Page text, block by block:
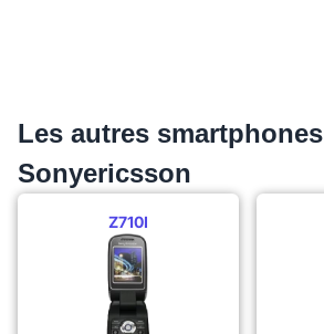
Les autres smartphones
Sonyericsson
Z710I